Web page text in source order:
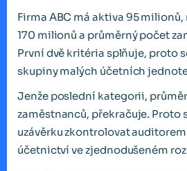
Firma ABC má aktiva 95
170 milionů a průměrný počet
První dvě kritéria splňuje, proto
skupiny malých účetních
Jenže poslední kategorii,
zaměstnanců, překračuje. Proto
uzávěrku zkontrolovat auditorem
účetnictví ve zjednodušeném